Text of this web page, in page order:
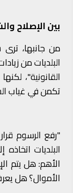
بين الإصلاح
من جانبها،
البلديات من
القانونية"،
تكمن في غياب
"رفع الرسوم
البلديات
الأهم: هل يتم
الأموال؟ هل